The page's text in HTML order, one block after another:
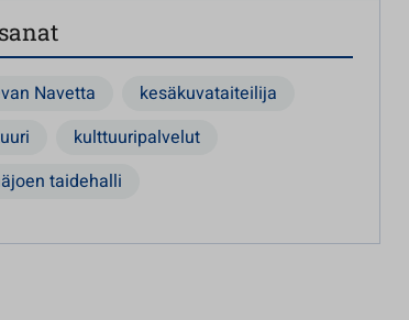
Navetta
kesäkuvataiteilija
kulttuuripalvelut
taidehalli